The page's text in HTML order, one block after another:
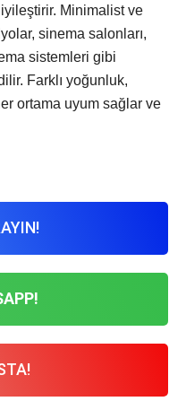
Minimalist ve
sinema salonları,
sistemleri gibi
Farklı yoğunluk,
ortama uyum sağlar ve